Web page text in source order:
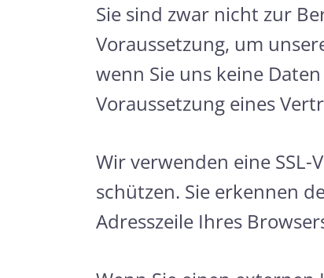
Sie sind zwar nicht zur
Voraussetzung, um
wenn Sie uns keine
Voraussetzung eines
Wir verwenden eine
schützen. Sie erkennen
Adresszeile Ihres